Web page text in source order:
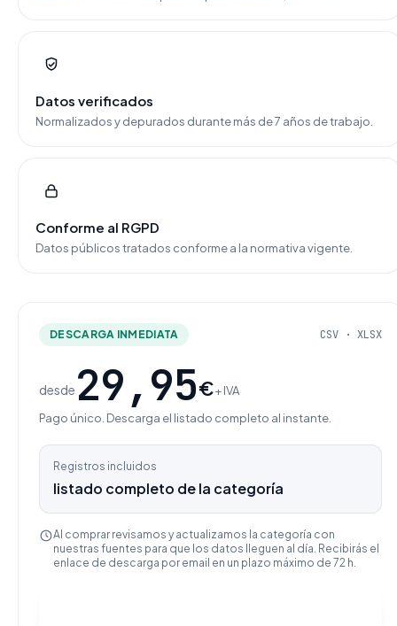
Datos verificados
Normalizados y depurados durante más de 7 años de trabajo.
Conforme al RGPD
Datos públicos tratados conforme a la normativa vigente.
DESCARGA INMEDIATA CSV · XLSX
desde 29,95€+ IVA
Pago único. Descarga el listado completo al instante.
Registros incluidos
listado completo de la categoría
Al comprar revisamos y actualizamos la categoría con
nuestras fuentes para que los datos lleguen al día. Recibirás el
enlace de descarga por email en un plazo máximo de 72 h.